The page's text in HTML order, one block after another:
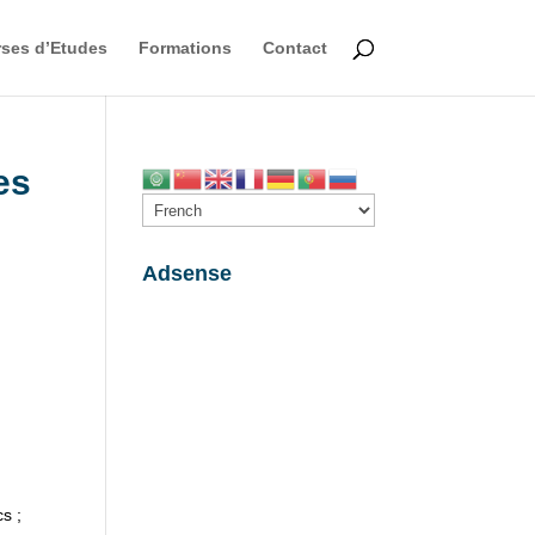
d’Etudes Formations Contact
;
Adsense